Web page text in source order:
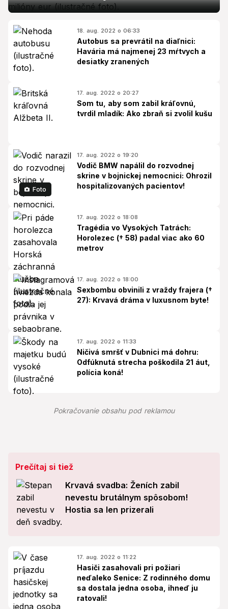
18. aug. 2022 o 06:33
Autobus sa prevrátil na diaľnici:
Havária má najmenej 23 mŕtvych a
desiatky zranených
17. aug. 2022 o 20:27
Som tu, aby som zabil kráľovnú,
tvrdil mladík: Ako zbraň si zvolil kušu
Foto
17. aug. 2022 o 19:20
Vodič BMW napálil do rozvodnej
skrine v bojnickej nemocnici: Ohrozil
hospitalizovaných pacientov!
17. aug. 2022 o 18:08
Tragédia vo Vysokých Tatrách:
Horolezec († 58) padal viac ako 60
metrov
17. aug. 2022 o 18:00
Sexbombu obvinili z vraždy frajera (†
27): Krvavá dráma v luxusnom byte!
17. aug. 2022 o 11:33
Ničivá smršť v Dubnici má dohru:
Odfúknutá strecha poškodila 21 áut,
polícia koná!
Pokračovanie obsahu pod reklamou
Prečítaj si tiež
Krvavá svadba: Ženích zabil
nevestu brutálnym spôsobom!
Hostia sa len prizerali
17. aug. 2022 o 11:22
Hasiči zasahovali pri požiari
neďaleko Senice: Z rodinného domu
sa dostala jedna osoba, ihneď ju
ratovali!